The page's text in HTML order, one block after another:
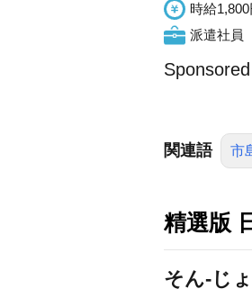
時給
派遣社員
関連語 市
精選版
そん‐じ